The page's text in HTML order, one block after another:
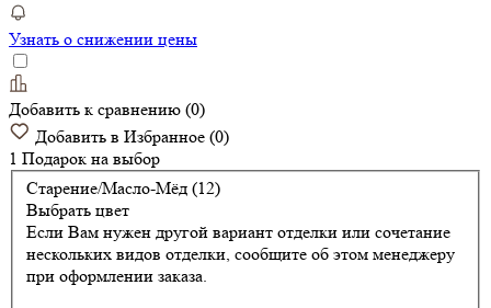
Узнать о снижении цены
Добавить к сравнению (0)
Добавить в Избранное (0)
1 Подарок на выбор
Старение/Масло-Мёд (12)
Выбрать цвет
Если Вам нужен другой вариант отделки или сочетание
нескольких видов отделки, сообщите об этом менеджеру
при оформлении заказа.